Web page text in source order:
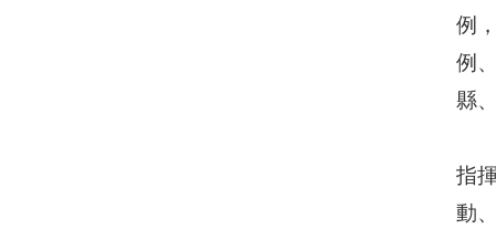
例
例
縣
指
動